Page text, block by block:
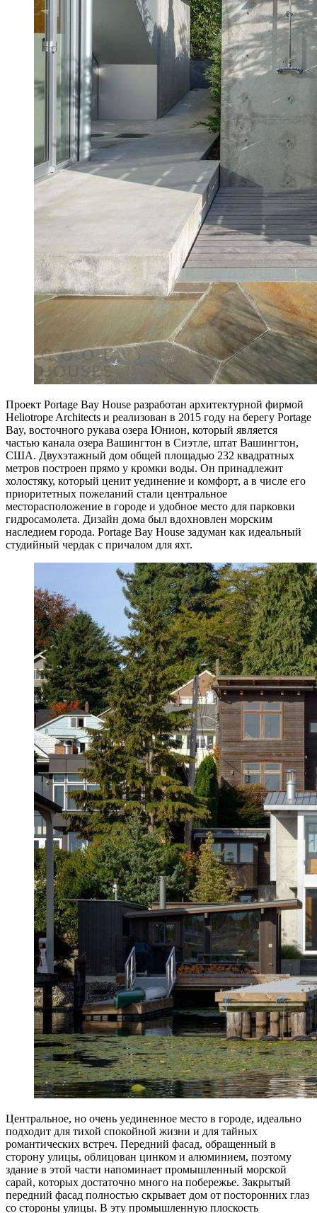
Проект Portage Bay House разработан архитектурной фирмой
Heliotrope Architects и реализован в 2015 году на берегу Portage
Bay, восточного рукава озера Юнион, который является
частью канала озера Вашингтон в Сиэтле, штат Вашингтон,
США. Двухэтажный дом общей площадью 232 квадратных
метров построен прямо у кромки воды. Он принадлежит
холостяку, который ценит уединение и комфорт, а в числе его
приоритетных пожеланий стали центральное
месторасположение в городе и удобное место для парковки
гидросамолета. Дизайн дома был вдохновлен морским
наследием города. Portage Bay House задуман как идеальный
студийный чердак с причалом для яхт.
Центральное, но очень уединенное место в городе, идеально
подходит для тихой спокойной жизни и для тайных
романтических встреч. Передний фасад, обращенный в
сторону улицы, облицован цинком и алюминием, поэтому
здание в этой части напоминает промышленный морской
сарай, которых достаточно много на побережье. Закрытый
передний фасад полностью скрывает дом от посторонних глаз
со стороны улицы. В эту промышленную плоскость